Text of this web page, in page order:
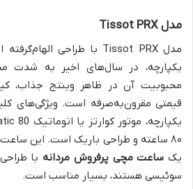
مدل Tissot PRX
یکپارچه، در سال‌های اخیر به
محبوبیت آن در ظاهر وینتج جذاب،
قیمتی مقرون‌به‌صرفه است. ویژگی‌های
۸۰ ساعته و طراحی باریک است. این ساعت
یک ساعت مچی پرفروش مردانه با
سوئیسی هستند، بسیار مناسب است.